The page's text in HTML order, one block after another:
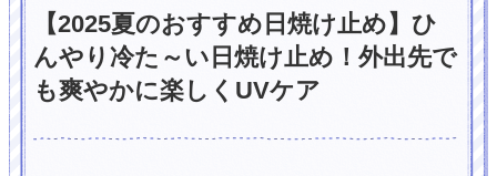
【2025夏のおすすめ日焼け止め】ひ
んやり冷た～い日焼け止め！外出先で
も爽やかに楽しくUVケア